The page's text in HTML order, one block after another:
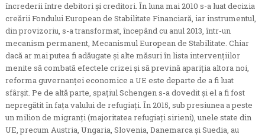
încrederii între debitori și creditori. În luna mai 2010 s-a luat decizia
creării Fondului European de Stabilitate Financiară, iar instrumentul,
din provizoriu, s-a transformat, începând cu anul 2013, într-un
mecanism permanent, Mecanismul European de Stabilitate. Chiar
dacă ar mai putea fi adăugate și alte măsuri în lista intervențiilor
menite să combată efectele crizei și să prevină apariția altora noi,
reforma guvernanței economice a UE este departe de a fi luat
sfârșit. Pe de altă parte, spațiul Schengen s-a dovedit și el a fi fost
nepregătit în fața valului de refugiați. În 2015, sub presiunea a peste
un milion de migranți (majoritatea refugiați sirieni), unele state din
UE, precum Austria, Ungaria, Slovenia, Danemarca și Suedia, au